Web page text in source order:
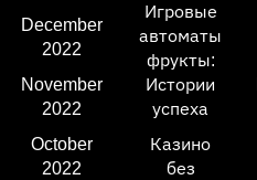
December
2022
November
2022
October
2022
Игровые
автоматы
фрукты:
Истории
успеха
Казино
без